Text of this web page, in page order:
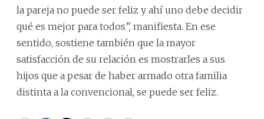
la pareja no puede ser feliz y ahí uno debe decidir
qué es mejor para todos”, manifiesta. En ese
sentido, sostiene también que la mayor
satisfacción de su relación es mostrarles a sus
hijos que a pesar de haber armado otra familia
distinta a la convencional, se puede ser feliz.